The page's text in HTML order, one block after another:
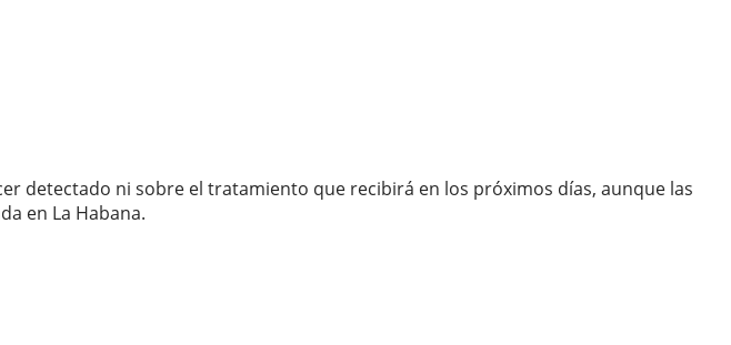
detectado ni sobre el tratamiento que recibirá en los próximos días, aunque las
en La Habana.